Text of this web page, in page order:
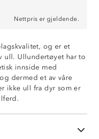
Nettpris er gjeldende.
og er et
ull. Ullundertøyet har to
innside med
dermed et av våre
ikke ull fra dyr som er